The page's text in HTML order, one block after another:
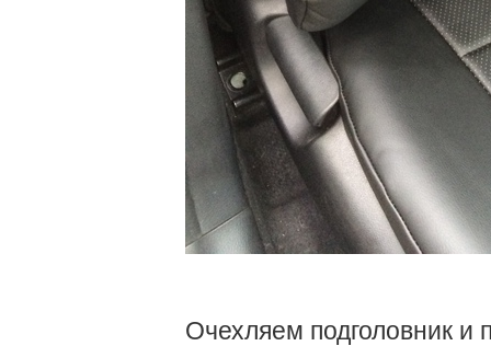
Очехляем подголовник и